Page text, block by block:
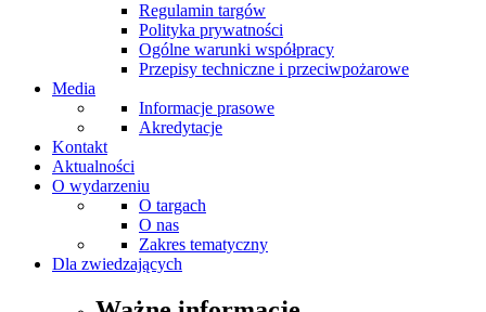
Regulamin targów
Polityka prywatności
Ogólne warunki współpracy
Przepisy techniczne i przeciwpożarowe
Media
Informacje prasowe
Akredytacje
Kontakt
Aktualności
O wydarzeniu
O targach
O nas
Zakres tematyczny
Dla zwiedzających